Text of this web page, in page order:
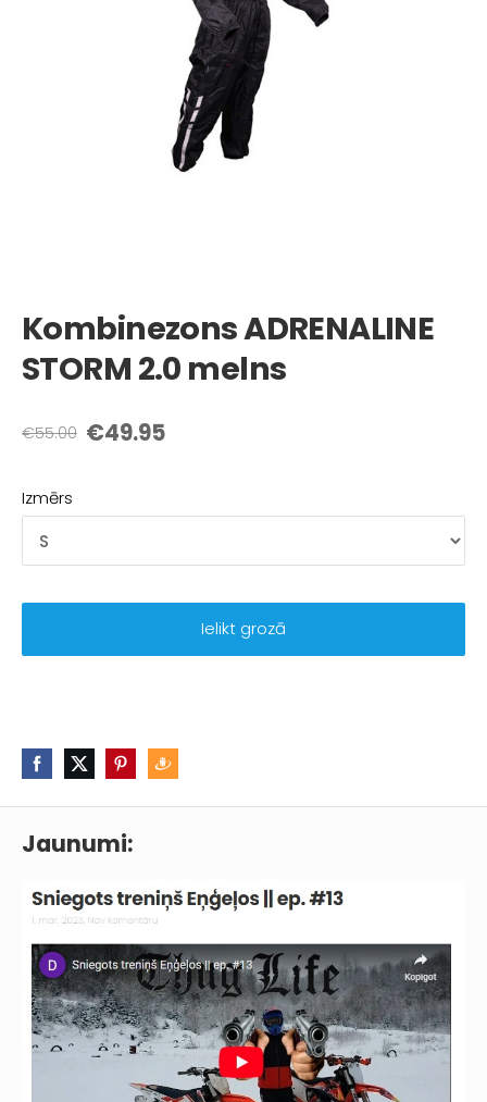
Jaunumi:
Kombinezons ADRENALINE
STORM 2.0 melns
€55.00 €49.95
Izmērs
Ielikt grozā